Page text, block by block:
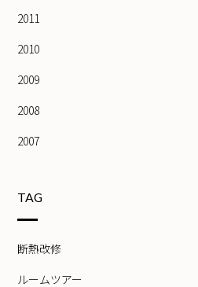
2011
2010
2009
2008
2007
TAG
断熱改修
ルームツアー